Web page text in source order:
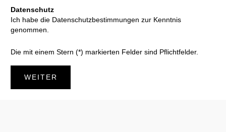
Datenschutz
Ich habe die Datenschutzbestimmungen zur Kenntnis
genommen.
Die mit einem Stern (*) markierten Felder sind Pflichtfelder.
WEITER